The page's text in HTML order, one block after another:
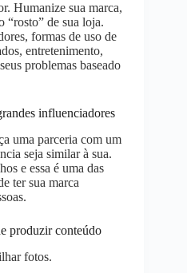
Humanize sua marca,
“rosto” de sua loja.
formas de uso de
entretenimento,
problemas baseado
influenciadores
uma parceria com um
seja similar à sua.
e essa é uma das
ter sua marca
produzir conteúdo
fotos.